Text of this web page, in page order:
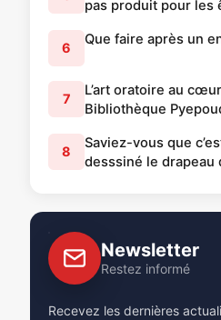
pas produit pour les
6
Que faire après un
7
L’art oratoire au
Bibliothèque
8
Saviez-vous que
desssiné le drapeau
Newsletter
Restez informé
Recevez les dernières